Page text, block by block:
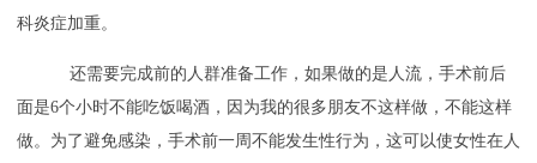
科炎症加重。
还需要完成前的人群准备工作，如果做的是人流，手术前后
面是6个小时不能吃饭喝酒，因为我的很多朋友不这样做，不能这样
做。为了避免感染，手术前一周不能发生性行为，这可以使女性在人